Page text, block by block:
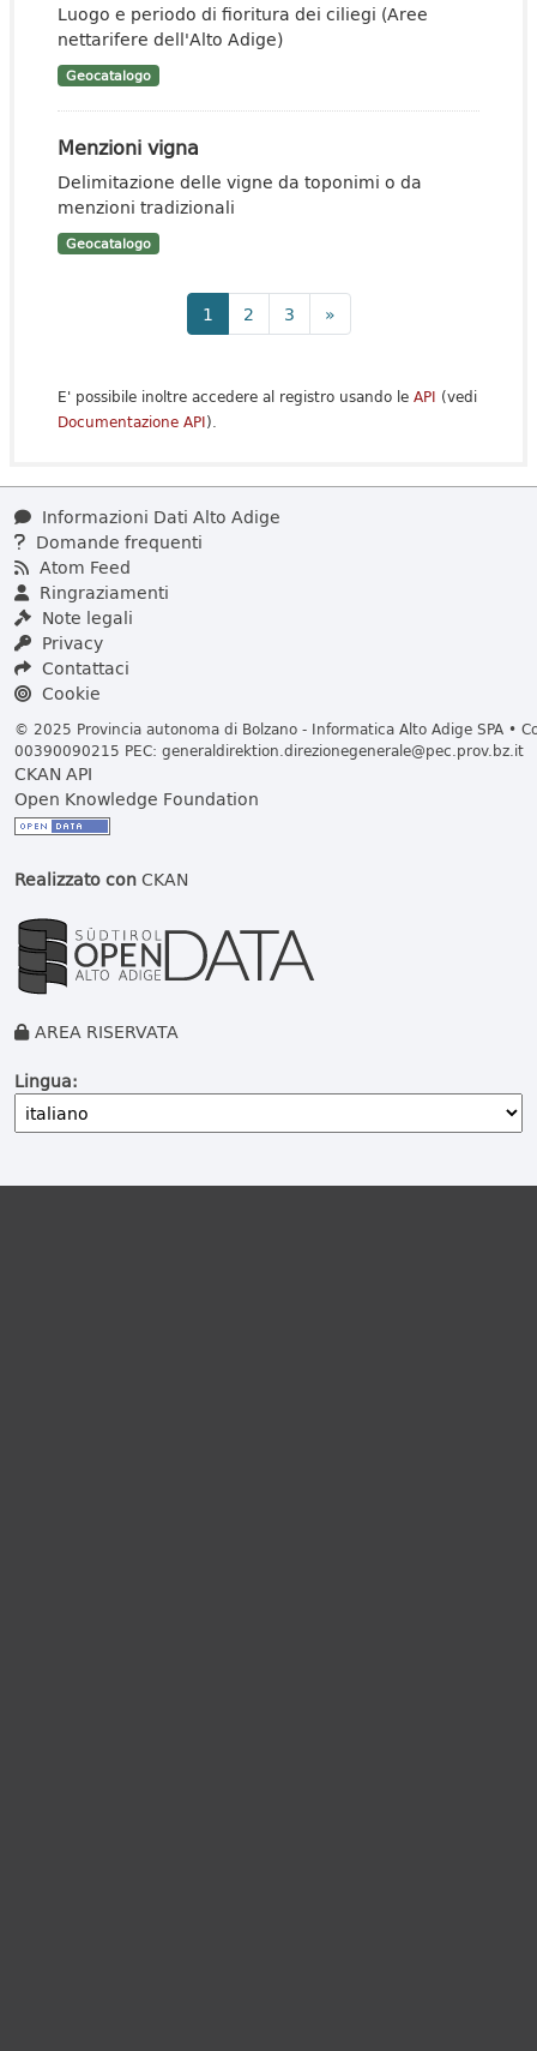
Luogo e periodo di fioritura dei ciliegi (Aree
nettarifere dell'Alto Adige)
Geocatalogo
Menzioni vigna
Delimitazione delle vigne da toponimi o da
menzioni tradizionali
Geocatalogo
1 2 3 »
E' possibile inoltre accedere al registro usando le API (vedi
Documentazione API).
Informazioni Dati Alto Adige
Domande frequenti
Atom Feed
Ringraziamenti
Note legali
Privacy
Contattaci
Cookie
© 2025 Provincia autonoma di Bolzano - Informatica Alto Adige SPA •
00390090215 PEC: generaldirektion.direzionegenerale@pec.prov.bz.it
CKAN API
Open Knowledge Foundation
Realizzato conCKAN
AREA RISERVATA
Lingua